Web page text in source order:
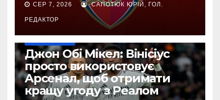
СЕР 7, 2026 САПОТЮК ЮРІЙ, ГОЛ.
РЕДАКТОР
Джон Обі Мікел: Вінісіус
просто використовує
Арсенал, щоб отримати
кращу угоду з Реалом